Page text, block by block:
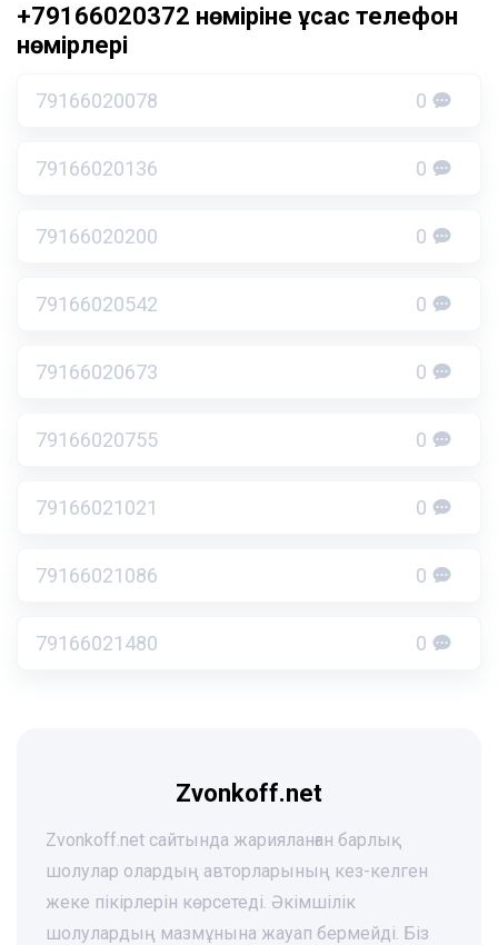
+79166020372 нөміріне ұқсас телефон
нөмірлері
79166020078 0
79166020136 0
79166020200 0
79166020542 0
79166020673 0
79166020755 0
79166021021 0
79166021086 0
79166021480 0
Zvonkoff.net
Zvonkoff.net сайтында жарияланған барлық
шолулар олардың авторларының кез-келген
жеке пікірлерін көрсетеді. Әкімшілік
шолулардың мазмұнына жауап бермейді. Біз